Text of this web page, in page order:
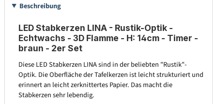
Beschreibung
LED Stabkerzen LINA - Rustik-Optik -
Echtwachs - 3D Flamme - H: 14cm - Timer -
braun - 2er Set
Diese LED Stabkerzen LINA sind in der beliebten "Rustik"-
Optik. Die Oberfläche der Tafelkerzen ist leicht strukturiert und
erinnert an leicht zerknittertes Papier. Das macht die
Stabkerzen sehr lebendig.